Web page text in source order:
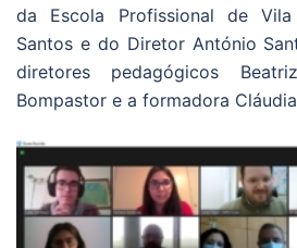
da Escola Profissional de
Santos e do Diretor António
diretores pedagógicos
Bompastor e a formadora